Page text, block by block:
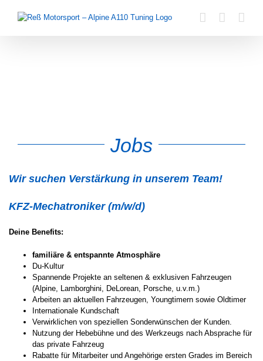
Jobs
Wir suchen Verstärkung in unserem Team!
KFZ-Mechatroniker (m/w/d)
Deine Benefits:
familiäre & entspannte Atmosphäre
Du-Kultur
Spannende Projekte an seltenen & exklusiven Fahrzeugen
(Alpine, Lamborghini, DeLorean, Porsche, u.v.m.)
Arbeiten an aktuellen Fahrzeugen, Youngtimern sowie Oldtimer
Internationale Kundschaft
Verwirklichen von speziellen Sonderwünschen der Kunden.
Nutzung der Hebebühne und des Werkzeugs nach Absprache für
das private Fahrzeug
Rabatte für Mitarbeiter und Angehörige ersten Grades im Bereich